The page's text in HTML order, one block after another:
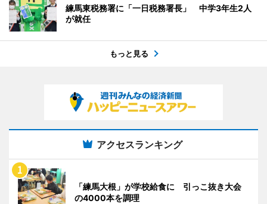
練馬東税務署に「一日税務署長」 中学3年生2人
が就任
もっと見る
アクセスランキング
「練馬大根」が学校給食に 引っこ抜き大会
の4000本を調理